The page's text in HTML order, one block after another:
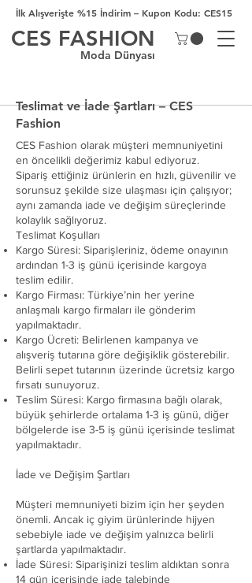
İlk Alışverişte %15 İndirim – Kupon Kodu: CES15
CES FASHION
Moda Dünyası
Teslimat ve İade Şartları – CES
Fashion
CES Fashion olarak müşteri memnuniyetini
en öncelikli değerimiz kabul ediyoruz.
Sipariş ettiğiniz ürünlerin en hızlı, güvenilir ve
sorunsuz şekilde size ulaşması için çalışıyor;
aynı zamanda iade ve değişim süreçlerinde
kolaylık sağlıyoruz.
Teslimat Koşulları
Kargo Süresi: Siparişleriniz, ödeme onayının
ardından 1-3 iş günü içerisinde kargoya
teslim edilir.
Kargo Firması: Türkiye’nin her yerine
anlaşmalı kargo firmaları ile gönderim
yapılmaktadır.
Kargo Ücreti: Belirlenen kampanya ve
alışveriş tutarına göre değişiklik gösterebilir.
Belirli sepet tutarının üzerinde ücretsiz kargo
fırsatı sunuyoruz.
Teslim Süresi: Kargo firmasına bağlı olarak,
büyük şehirlerde ortalama 1-3 iş günü, diğer
bölgelerde ise 3-5 iş günü içerisinde teslimat
yapılmaktadır.
İade ve Değişim Şartları
Müşteri memnuniyeti bizim için her şeyden
önemli. Ancak iç giyim ürünlerinde hijyen
sebebiyle iade ve değişim yalnızca belirli
şartlarda yapılmaktadır.
İade Süresi: Siparişinizi teslim aldıktan sonra
14 gün içerisinde iade talebinde